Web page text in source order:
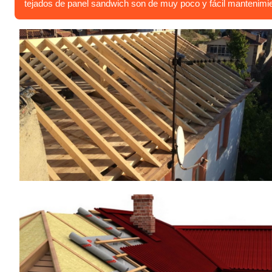
tejados de panel sandwich son de muy poco y fácil